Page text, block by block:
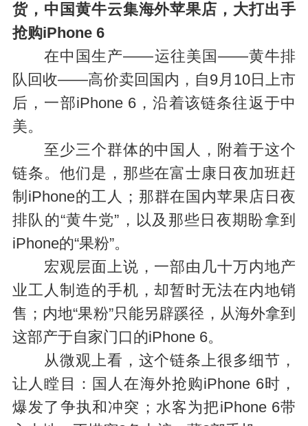
货，中国黄牛云集海外苹果店，大打出手
抢购iPhone 6
在中国生产——运往美国——黄牛排
队回收——高价卖回国内，自9月10日上市
后，一部iPhone 6，沿着该链条往返于中
美。
至少三个群体的中国人，附着于这个
链条。他们是，那些在富士康日夜加班赶
制iPhone的工人；那群在国内苹果店日夜
排队的“黄牛党”，以及那些日夜期盼拿到
iPhone的“果粉”。
宏观层面上说，一部由几十万内地产
业工人制造的手机，却暂时无法在内地销
售；内地“果粉”只能另辟蹊径，从海外拿到
这部产于自家门口的iPhone 6。
从微观上看，这个链条上很多细节，
让人瞠目：国人在海外抢购iPhone 6时，
爆发了争执和冲突；水客为把iPhone 6带